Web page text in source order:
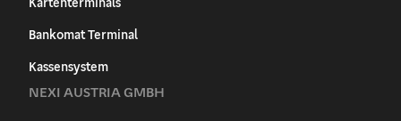
Bankomat Terminal
Kassensystem
NEXI AUSTRIA GMBH